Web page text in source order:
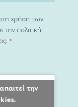
χρήση των
πολιτική
*
την